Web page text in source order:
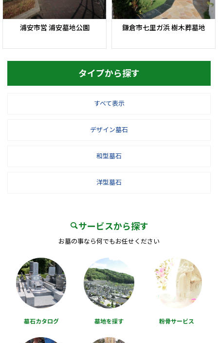
浦安市営 浦安墓地公園 鎌倉市七里ガ浜 樹木葬墓地
タイプから探す
すべて表示
デザイン墓石
和型墓石
洋型墓石
サービスから探す
お墓の事なら何でもお任せください
墓石カタログ 墓地を探す 粉骨サービス